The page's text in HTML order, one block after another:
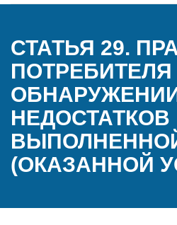
СТАТЬЯ 29.
ПОТРЕБИТЕЛЯ
НЕДОСТАТКОВ
(ОКАЗАННОЙ